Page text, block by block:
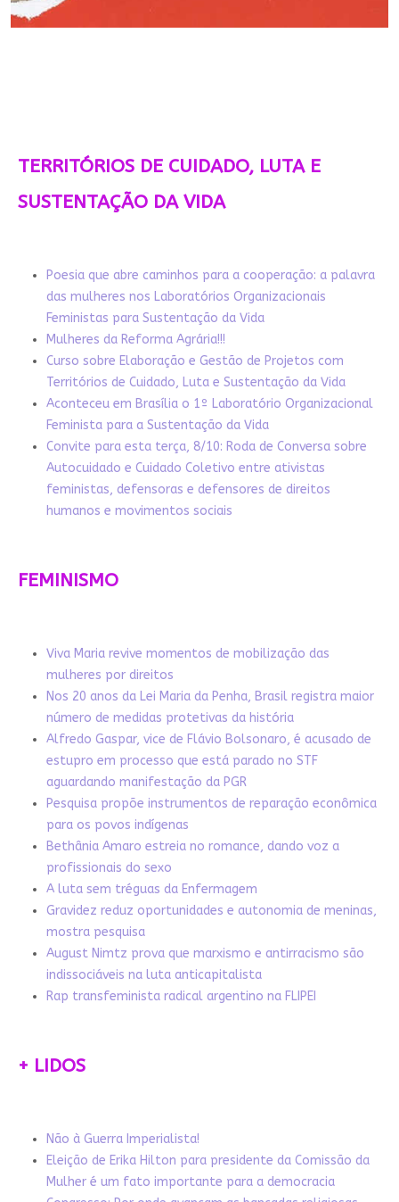
TERRITÓRIOS DE CUIDADO, LUTA E
SUSTENTAÇÃO DA VIDA
Poesia que abre caminhos para a cooperação: a palavra
das mulheres nos Laboratórios Organizacionais
Feministas para Sustentação da Vida
Mulheres da Reforma Agrária!!!
Curso sobre Elaboração e Gestão de Projetos com
Territórios de Cuidado, Luta e Sustentação da Vida
Aconteceu em Brasília o 1º Laboratório Organizacional
Feminista para a Sustentação da Vida
Convite para esta terça, 8/10: Roda de Conversa sobre
Autocuidado e Cuidado Coletivo entre ativistas
feministas, defensoras e defensores de direitos
humanos e movimentos sociais
FEMINISMO
Viva Maria revive momentos de mobilização das
mulheres por direitos
Nos 20 anos da Lei Maria da Penha, Brasil registra maior
número de medidas protetivas da história
Alfredo Gaspar, vice de Flávio Bolsonaro, é acusado de
estupro em processo que está parado no STF
aguardando manifestação da PGR
Pesquisa propõe instrumentos de reparação econômica
para os povos indígenas
Bethânia Amaro estreia no romance, dando voz a
profissionais do sexo
A luta sem tréguas da Enfermagem
Gravidez reduz oportunidades e autonomia de meninas,
mostra pesquisa
August Nimtz prova que marxismo e antirracismo são
indissociáveis na luta anticapitalista
Rap transfeminista radical argentino na FLIPEI
+ LIDOS
Não à Guerra Imperialista!
Eleição de Erika Hilton para presidente da Comissão da
Mulher é um fato importante para a democracia